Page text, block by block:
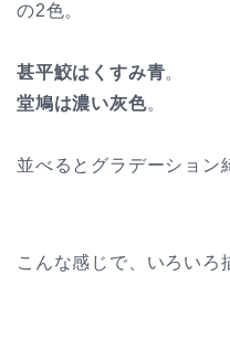
の2色。
甚平鮫はくすみ青。
堂鳩は濃い灰色。
並べるとグラデーション
こんな感じで、いろいろ